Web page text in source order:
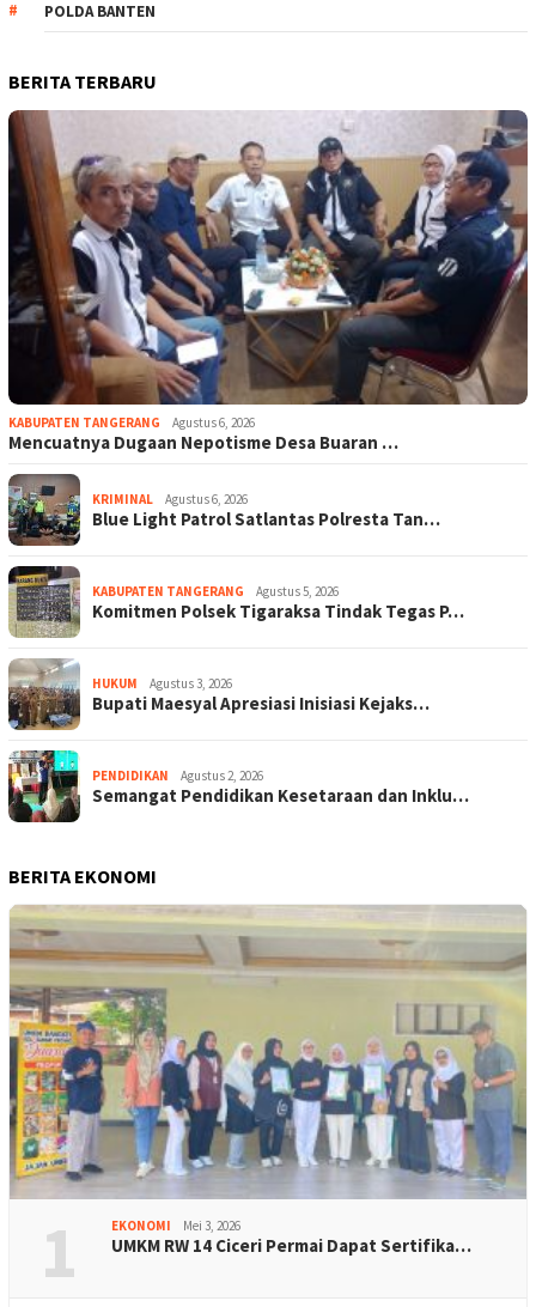
POLDA BANTEN
BERITA TERBARU
KABUPATEN TANGERANG Agustus 6, 2026
Mencuatnya Dugaan Nepotisme Desa Buaran …
KRIMINAL Agustus 6, 2026
Blue Light Patrol Satlantas Polresta Tan…
KABUPATEN TANGERANG Agustus 5, 2026
Komitmen Polsek Tigaraksa Tindak Tegas P…
HUKUM Agustus 3, 2026
Bupati Maesyal Apresiasi Inisiasi Kejaks…
PENDIDIKAN Agustus 2, 2026
Semangat Pendidikan Kesetaraan dan Inklu…
BERITA EKONOMI
1 EKONOMI Mei 3, 2026
UMKM RW 14 Ciceri Permai Dapat Sertifika…